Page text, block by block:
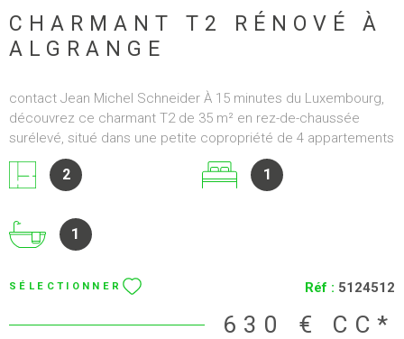
CHARMANT T2 RÉNOVÉ À
ALGRANGE
contact Jean Michel Schneider À 15 minutes du Luxembourg,
découvrez ce charmant T2 de 35 m² en rez-de-chaussée
surélevé, situé dans une petite copropriété de 4 appartements
à Algrange (57440). L'appartement se compose d'une entrée,
d'un salon-séjour ouvert sur une cuisine entièrement équipée,
chambre ainsi que d'une cave en sous-sol. Stationnement
facile devant l'immeuble et parking gratuit à proximité.
roulants manuels. Appartement traversant, entièrement rénové
il y a 2 ans, avec de très faibles charges de copropriété. À voir
2 1
1
SÉLECTIONNER Réf : 5124512
630 € CC*